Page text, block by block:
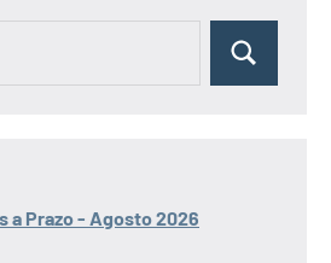
Pesquisar
a Prazo - Agosto 2026